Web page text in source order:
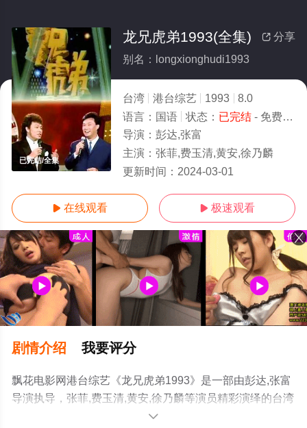
已完结/全集
 分享
龙兄虎弟1993(全集)
别名：longxionghudi1993
台湾 港台综艺 1993
8.0
语言： 国语 状态： 已完结- 免费在线观看
导演： 彭达,张富
主演： 张菲,费玉清,黄安,徐乃麟
更新时间： 2024-03-01
 在线观看  极速观看
剧情介绍 我要评分
飘花电影网港台综艺《龙兄虎弟1993》是一部由彭达,张富
导演执导，张菲,费玉清,黄安,徐乃麟等演员精彩演绎的台湾
综艺，大结局剧情已揭晓（已完结），手机免费观看高清
